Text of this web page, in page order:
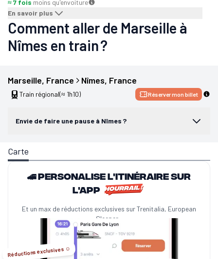
≈ 7 fois moins qu'envoiture
En savoir plus
Comment aller de Marseille à
Nîmes en train ?
Marseille, France Nîmes, France
Train régional(≈ 1h10) Réserver mon billet
Envie de faire une pause à Nîmes ?
Carte
🚄 Personalise l'itinéraire sur
l'app
Et un max de réductions exclusives sur Trenitalia, European
Sleeper...
Réductions exclusives ☺️